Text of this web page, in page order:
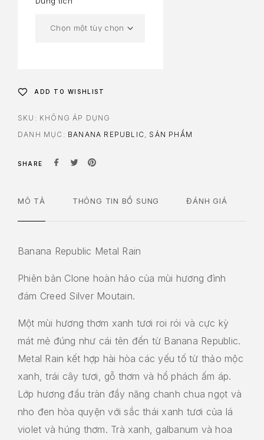
ADD TO WISHLIST
SKU: KHÔNG ÁP DỤNG
DANH MỤC: BANANA REPUBLIC SẢN PHẨM
SHARE
MÔ TẢ THÔNG TIN BỔ SUNG ĐÁNH GIÁ
Banana Republic Metal Rain
Phiên bản Clone hoàn hảo của mùi hương đình
đám Creed Silver Moutain.
Một mùi hương thơm xanh tươi roi rói và cực kỳ
mát mẻ đúng như cái tên đến từ Banana Republic.
Metal Rain kết hợp hài hòa các yếu tố từ thảo mộc
xanh, trái cây tươi, gỗ thơm và hổ phách ấm áp.
Lớp hương đầu tràn đầy năng chanh chua ngọt và
nho đen hòa quyện với sắc thái xanh tươi của lá
violet và húng thơm. Trà xanh, galbanum và hoa